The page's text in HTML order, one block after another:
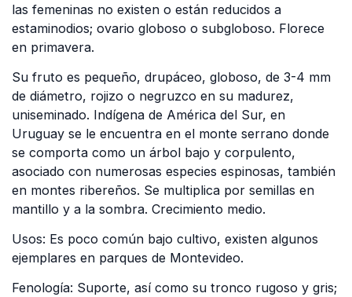
las femeninas no existen o están reducidos a
estaminodios; ovario globoso o subgloboso. Florece
en primavera.
Su fruto es pequeño, drupáceo, globoso, de 3-4 mm
de diámetro, rojizo o negruzco en su madurez,
uniseminado. Indígena de América del Sur, en
Uruguay se le encuentra en el monte serrano donde
se comporta como un árbol bajo y corpulento,
asociado con numerosas especies espinosas, también
en montes ribereños. Se multiplica por semillas en
mantillo y a la sombra. Crecimiento medio.
Usos: Es poco común bajo cultivo, existen algunos
ejemplares en parques de Montevideo.
Fenología: Suporte, así como su tronco rugoso y gris;